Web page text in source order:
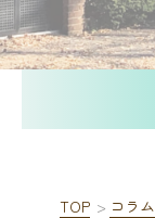
TOP コラム